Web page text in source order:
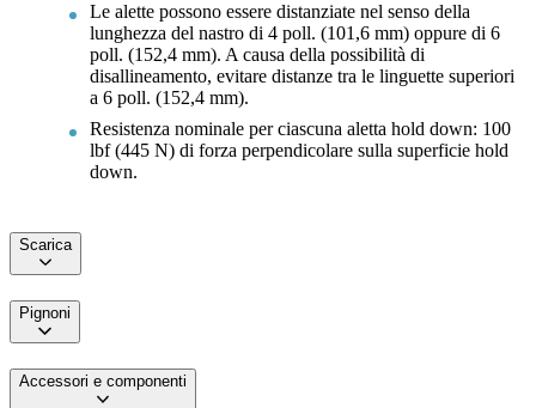
Le alette possono essere distanziate nel senso della
lunghezza del nastro di 4 poll. (101,6 mm) oppure di 6
poll. (152,4 mm). A causa della possibilità di
disallineamento, evitare distanze tra le linguette superiori
a 6 poll. (152,4 mm).
Resistenza nominale per ciascuna aletta hold down: 100
lbf (445 N) di forza perpendicolare sulla superficie hold
down.
Scarica
Pignoni
Accessori e componenti